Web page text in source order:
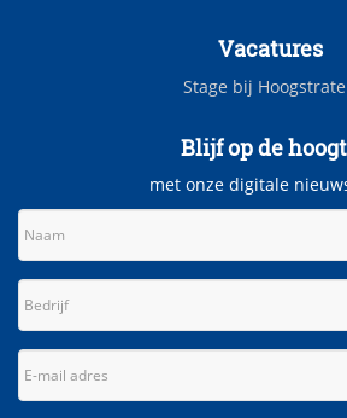
Vacatures
Stage bij
Blijf op de
met onze digitale